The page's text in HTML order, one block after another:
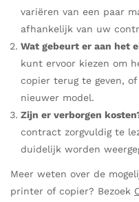
variëren van een paar
afhankelijk van uw
Wat gebeurt er aan het
kunt ervoor kiezen om
copier terug te geven,
nieuwer model.
Zijn er verborgen
contract zorgvuldig te
duidelijk worden
Meer weten over de
printer of copier? Bezoek